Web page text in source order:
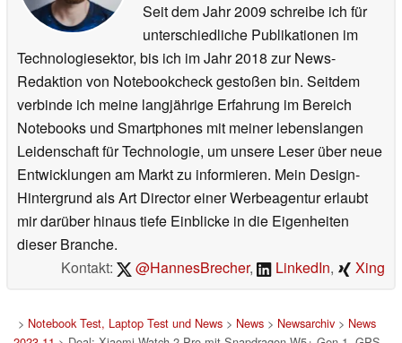
Seit dem Jahr 2009 schreibe ich für
unterschiedliche Publikationen im
Technologiesektor, bis ich im Jahr 2018 zur News-
Redaktion von Notebookcheck gestoßen bin. Seitdem
verbinde ich meine langjährige Erfahrung im Bereich
Notebooks und Smartphones mit meiner lebenslangen
Leidenschaft für Technologie, um unsere Leser über neue
Entwicklungen am Markt zu informieren. Mein Design-
Hintergrund als Art Director einer Werbeagentur erlaubt
mir darüber hinaus tiefe Einblicke in die Eigenheiten
dieser Branche.
Kontakt:
@HannesBrecher, LinkedIn, Xing
> Notebook Test, Laptop Test und News> News> Newsarchiv> News